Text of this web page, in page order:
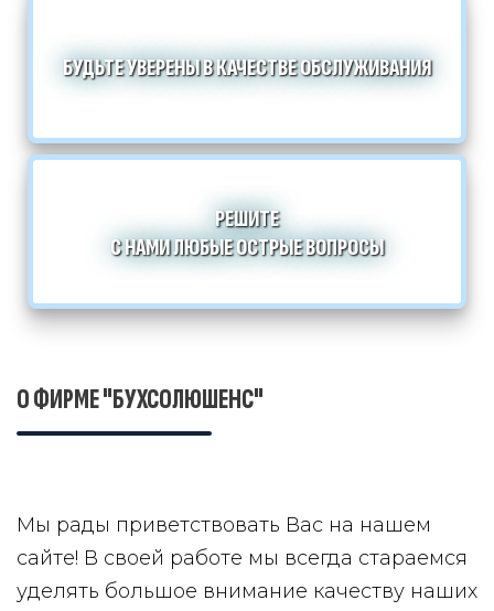
БУДЬТЕ УВЕРЕНЫ В КАЧЕСТВЕ ОБСЛУЖИВАНИЯ
РЕШИТЕ
С НАМИ ЛЮБЫЕ ОСТРЫЕ ВОПРОСЫ
О ФИРМЕ "БУХСОЛЮШЕНС"
Мы рады приветствовать Вас на нашем
сайте! В своей работе мы всегда стараемся
уделять большое внимание качеству наших